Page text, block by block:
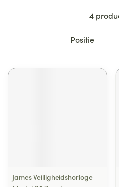
4
Sorteer op:
James Veilligheidshorloge